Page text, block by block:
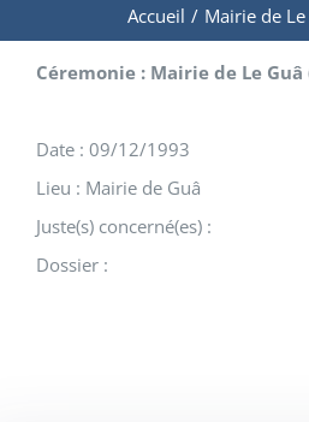
Accueil / Mairie de
Céremonie : Mairie de Le Guâ
Date : 09/12/1993
Lieu : Mairie de Guâ
Juste(s) concerné(es) :
Dossier :